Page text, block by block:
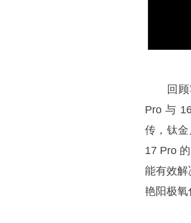
回顾苹
Pro 与
传，钛
17 Pro
能有效
艳阳极氧